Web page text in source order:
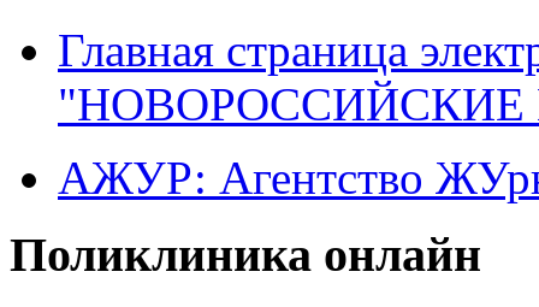
Главная страница
"НОВОРОССИЙСКИЕ
АЖУР: Агентство
Поликлиника онлайн